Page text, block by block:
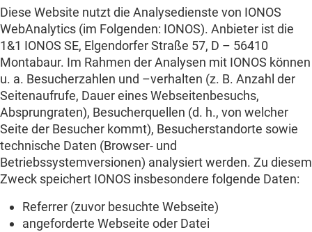
Diese Website nutzt die Analysedienste von IONOS
WebAnalytics (im Folgenden: IONOS). Anbieter ist die
1&1 IONOS SE, Elgendorfer Straße 57, D – 56410
Montabaur. Im Rahmen der Analysen mit IONOS können
u. a. Besucherzahlen und –verhalten (z. B. Anzahl der
Seitenaufrufe, Dauer eines Webseitenbesuchs,
Absprungraten), Besucherquellen (d. h., von welcher
Seite der Besucher kommt), Besucherstandorte sowie
technische Daten (Browser- und
Betriebssystemversionen) analysiert werden. Zu diesem
Zweck speichert IONOS insbesondere folgende Daten:
Referrer (zuvor besuchte Webseite)
angeforderte Webseite oder Datei